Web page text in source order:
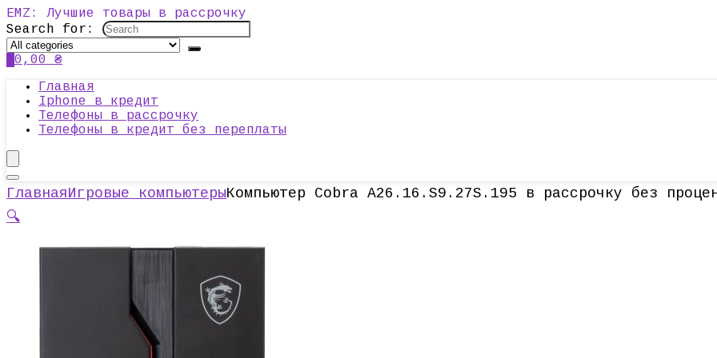
EMZ: Лучшие товары в рассрочку
Search for:
0,00 ₴
Главная
Iphone в кредит
Телефоны в рассрочку
Телефоны в кредит без переплаты
ГлавнаяИгровые компьютерыКомпьютер Cobra A26.16.S9.27S.195 в рассрочку без
🔍